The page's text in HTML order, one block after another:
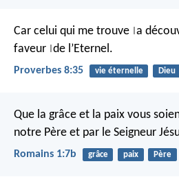
Car celui qui me trouve a
faveur de l’Eternel.
Proverbes 8:35 vie éternelle Dieu
Que la grâce et la paix vous
notre Père et par le Seigneur
Romains 1:7b grâce paix Père